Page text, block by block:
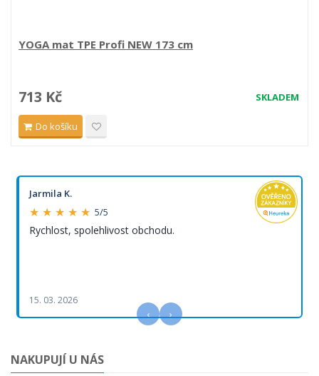
YOGA mat TPE Profi NEW 173 cm
SKLADEM
713 Kč
Do košíku
Jarmila K.
★ ★ ★ ★ ★ 5/5
Rychlost, spolehlivost obchodu.
15. 03. 2026
‹ ›
NAKUPUJÍ U NÁS